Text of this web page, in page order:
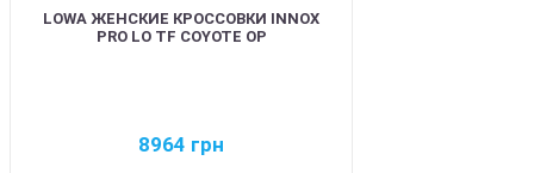
LOWA ЖЕНСКИЕ КРОССОВКИ INNOX
PRO LO TF COYOTE OP
8964 грн